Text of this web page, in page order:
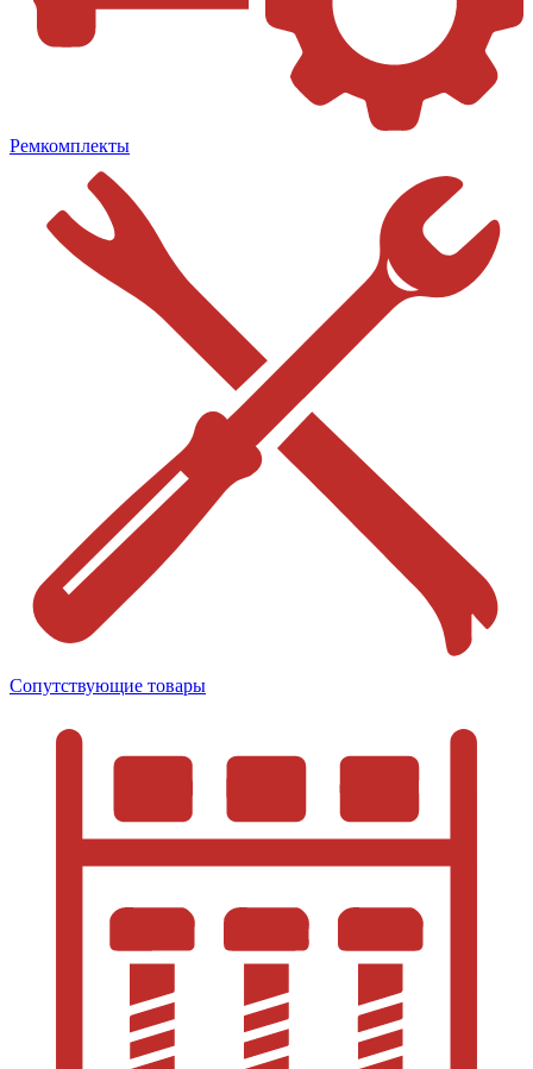
Ремкомплекты
Сопутствующие товары